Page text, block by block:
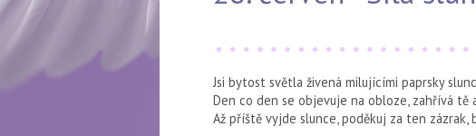
Jsi bytost světla živená milujícími paprsky
Den co den se objevuje na obloze, zahřívá
Až příště vyjde slunce, poděkuj za ten